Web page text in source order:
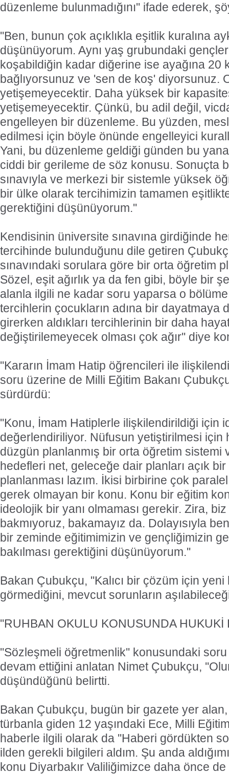
düzenleme bulunmadığını'' ifade ederek,
''Ben, bunun çok açıklıkla eşitlik kuralına
düşünüyorum. Aynı yaş grubundaki
koşabildiğin kadar diğerine ise ayağına 20
bağlıyorsunuz ve 'sen de koş' diyorsunuz.
yetişemeyecektir. Daha yüksek bir
yetişemeyecektir. Çünkü, bu adil değil,
engelleyen bir düzenleme. Bu yüzden,
edilmesi için böyle önünde engelleyici
Yani, bu düzenleme geldiği günden bu
ciddi bir gerileme de söz konusu. Sonuçta
sınavıyla ve merkezi bir sistemle yüksek
bir ülke olarak tercihimizin tamamen
gerektiğini düşünüyorum.''
Kendisinin üniversite sınavına girdiğinde
tercihinde bulunduğunu dile getiren
sınavındaki sorulara göre bir orta öğretim
Sözel, eşit ağırlık ya da fen gibi, böyle bir
alanla ilgili ne kadar soru yaparsa o
tercihlerin çocukların adına bir dayatmaya
girerken aldıkları tercihlerinin bir daha
değiştirilemeyecek olması çok ağır'' diye
''Kararın İmam Hatip öğrencileri ile
soru üzerine de Milli Eğitim Bakanı
sürdürdü:
''Konu, İmam Hatiplerle ilişkilendirildiği için
değerlendiriliyor. Nüfusun yetiştirilmesi için
düzgün planlanmış bir orta öğretim sistemi
hedefleri net, geleceğe dair planları açık
planlanması lazım. İkisi birbirine çok
gerek olmayan bir konu. Konu bir eğitim
ideolojik bir yanı olmaması gerekir. Zira,
bakmıyoruz, bakamayız da. Dolayısıyla
bir zeminde eğitimimizin ve gençliğimizin
bakılması gerektiğini düşünüyorum.''
Bakan Çubukçu, ''Kalıcı bir çözüm için
görmediğini, mevcut sorunların
''RUHBAN OKULU KONUSUNDA HUKUKİ
''Sözleşmeli öğretmenlik'' konusundaki soru
devam ettiğini anlatan Nimet Çubukçu,
düşündüğünü belirtti.
Bakan Çubukçu, bugün bir gazete yer
türbanla giden 12 yaşındaki Ece, Milli
haberle ilgili olarak da ''Haberi gördükten
ilden gerekli bilgileri aldım. Şu anda
konu Diyarbakır Valiliğimizce daha önce de